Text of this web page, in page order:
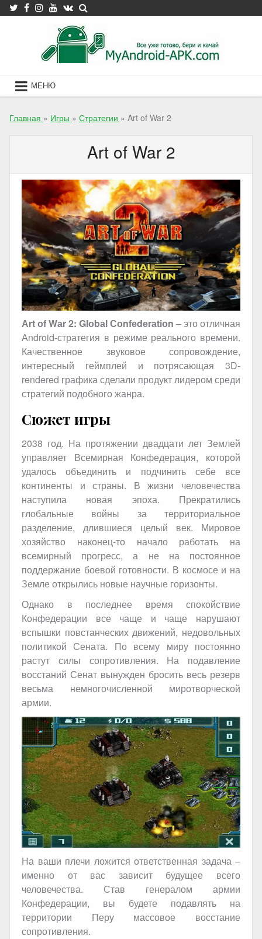
Skip
to
МЕНЮ
Главная » Игры » Стратегии » Art of War 2
Art of War 2
Аrt оf Wаr 2: Glоbаl Соnfеdеrаtiоn – это отличная
Аndroid-стратегия в режиме реального времени.
Качественное звуковое сопровождение,
интересный геймплей и потрясающая 3D-
rendered графика сделали продукт лидером среди
стратегий подобного жанра.
Сюжет игры
2038 год. На протяжении двадцати лет Землей
управляет Всемирная Конфедерация, которой
удалось объединить и подчинить себе все
континенты и страны. В жизни человечества
наступила новая эпоха. Прекратились
глобальные войны за территориальное
разделение, длившиеся целый век. Мировое
хозяйство наконец-то начало работать на
всемирный прогресс, а не на постоянное
поддержание боевой готовности. В космосе и на
Земле открылись новые научные горизонты.
Однако в последнее время спокойствие
Конфедерации все чаще и чаще нарушают
вспышки повстанческих движений, недовольных
политикой Сената. По всему миру постоянно
растут силы сопротивления. На подавление
восстаний Сенат вынужден бросить весь резерв
весьма немногочисленной миротворческой
армии.
На ваши плечи ложится ответственная задача –
именно от вас зависит будущее всего
человечества. Став генералом армии
Конфедерации, вы будете подавлять на
территории Перу массовое восстание
сопротивления.